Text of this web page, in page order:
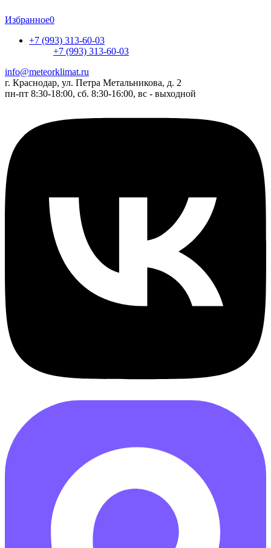
Избранное0
+7 (993) 313-60-03
+7 (993) 313-60-03
info@meteorklimat.ru
г. Краснодар, ул. Петра Метальникова, д. 2
пн-пт 8:30-18:00, сб. 8:30-16:00, вс - выходной